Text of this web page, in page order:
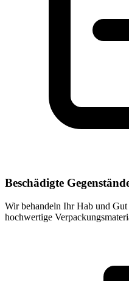
Beschädigte
Wir behandeln Ihr Hab und
hochwertige